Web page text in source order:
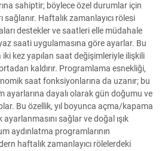
sahiptir; böylece özel durumlar için
Haftalık zamanlayıcı rölesi
destekler ve saatleri elle müdahale
saati uygulamasına göre ayarlar. Bu
iki kez yapılan saat değişimleriyle ilişkili
ortadan kaldırır. Programlama esnekliği,
saat fonksiyonlarına da uzanır; bu
dayalı olarak gün doğumu ve
Bu özellik, yıl boyunca açma/kapama
sağlar ve doğal ışık
aydınlatma programlarının
haftalık zamanlayıcı rölelerdeki